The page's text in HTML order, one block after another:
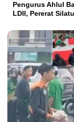
Pengurus Ahlul
LDII, Pererat